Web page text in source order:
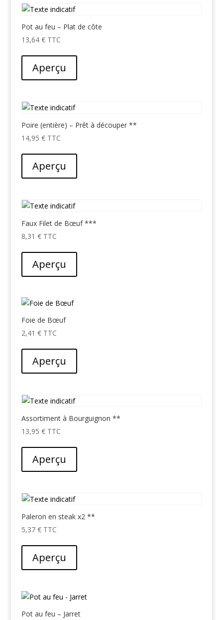
Pot au feu – Plat de côte
13,64 €
Aperçu
Poire (entière) – Prêt à découper **
14,95 €
Aperçu
Faux Filet de Bœuf ***
8,31 €
Aperçu
Foie de Bœuf
2,41 €
Aperçu
Assortiment à Bourguignon **
13,95 €
Aperçu
Paleron en steak x2 **
5,37 €
Aperçu
Pot au feu – Jarret